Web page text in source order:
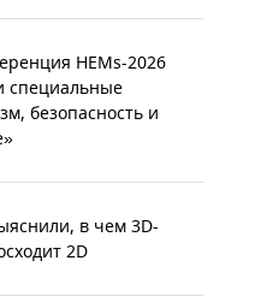
HEMs-2026
специальные
безопасность и
в чем 3D-
2D